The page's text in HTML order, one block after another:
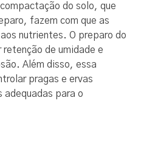
do solo, que
fazem com que as
nutrientes. O preparo do
de umidade e
Além disso, essa
pragas e ervas
adequadas para o